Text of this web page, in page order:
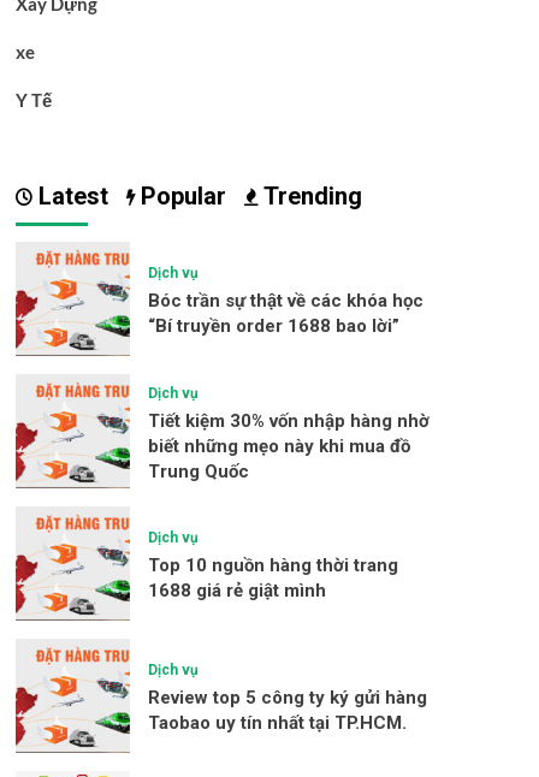
xe
Y Tế
Latest Popular Trending
Dịch vụ
Bóc trần sự thật về các khóa học
“Bí truyền order 1688 bao lời”
Dịch vụ
Tiết kiệm 30% vốn nhập hàng nhờ
biết những mẹo này khi mua đồ
Trung Quốc
Dịch vụ
Top 10 nguồn hàng thời trang
1688 giá rẻ giật mình
Dịch vụ
Review top 5 công ty ký gửi hàng
Taobao uy tín nhất tại TP.HCM.